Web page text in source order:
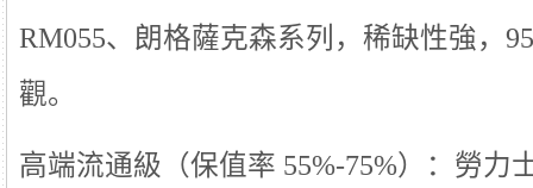
RM055、朗格薩克森系列，稀缺性強，
觀。
高端流通級（保值率 55%-75%）：勞力